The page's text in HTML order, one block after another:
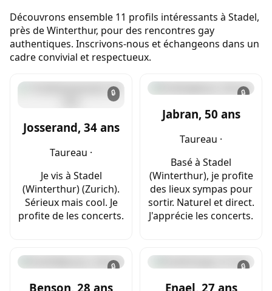
Découvrons ensemble 11 profils intéressants à Stadel,
près de Winterthur, pour des rencontres gay
authentiques. Inscrivons-nous et échangeons dans un
cadre convivial et respectueux.
🔒
Josserand, 34 ans
Taureau ·
Je vis à Stadel
(Winterthur) (Zurich).
Sérieux mais cool. Je
profite de les concerts.
🔒
Jabran, 50 ans
Taureau ·
Basé à Stadel
(Winterthur), je profite
des lieux sympas pour
sortir. Naturel et direct.
J'apprécie les concerts.
🔒
Benson, 28 ans
🔒
Enael, 27 ans